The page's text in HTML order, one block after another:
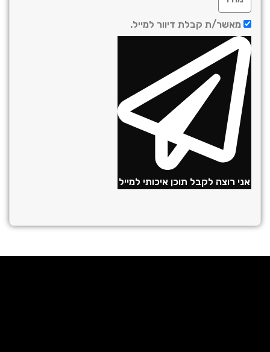
מאשר/ת קבלת דיוור למייל.
רוצה לקבל תוכן איכותי למייל